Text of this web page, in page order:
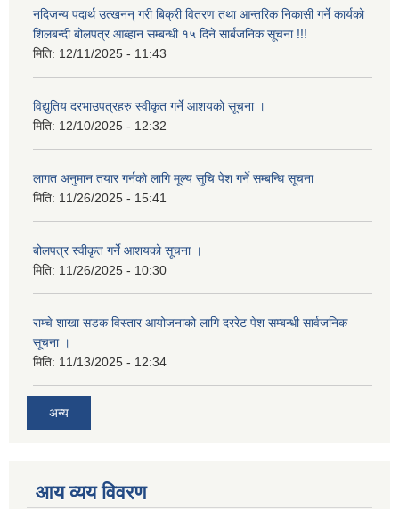
नदिजन्य पदार्थ उत्खनन् गरी बिक्री वितरण तथा आन्तरिक निकासी गर्ने कार्यको
शिलबन्दी बोलपत्र आब्हान सम्बन्धी १५ दिने सार्बजनिक सूचना !!!
मिति: 12/11/2025 - 11:43
विद्युतिय दरभाउपत्रहरु स्वीकृत गर्ने आशयको सूचना ।
मिति: 12/10/2025 - 12:32
लागत अनुमान तयार गर्नकाे लागि मूल्य सुचि पेश गर्ने सम्बन्धि सूचना
मिति: 11/26/2025 - 15:41
बोलपत्र स्वीकृत गर्ने आशयको सूचना ।
मिति: 11/26/2025 - 10:30
राम्चे शाखा सडक विस्तार आयोजनाको लागि दररेट पेश सम्बन्धी सार्वजनिक
सूचना ।
मिति: 11/13/2025 - 12:34
अन्य
आय व्यय विवरण